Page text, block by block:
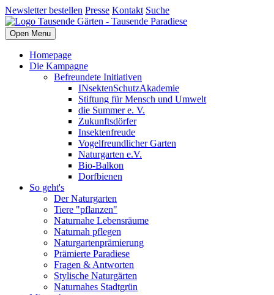
Newsletter bestellen Presse Kontakt Suche
Open Menu
Homepage
Die Kampagne
Befreundete Initiativen
INsektenSchutzAkademie
Stiftung für Mensch und Umwelt
die Summer e. V.
Zukunftsdörfer
Insektenfreude
Vogelfreundlicher Garten
Naturgarten e.V.
Bio-Balkon
Dorfbienen
So geht's
Der Naturgarten
Tiere "pflanzen"
Naturnahe Lebensräume
Naturnah pflegen
Naturgartenprämierung
Prämierte Paradiese
Fragen & Antworten
Stylische Naturgärten
Naturnahes Stadtgrün